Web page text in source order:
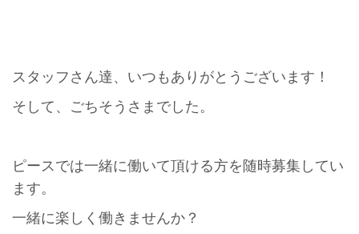
スタッフさん達、いつもありがとうございます！
そして、ごちそうさまでした。
ピースでは一緒に働いて頂ける方を随時募集してい
ます。
一緒に楽しく働きませんか？